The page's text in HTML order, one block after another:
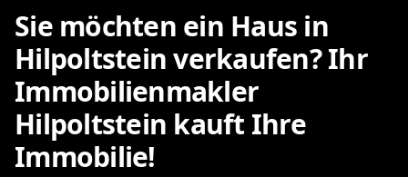
Sie möchten ein Haus in
Hilpoltstein verkaufen? Ihr
Immobilienmakler
Hilpoltstein kauft Ihre
Immobilie!